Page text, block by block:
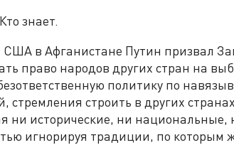
знает.
в Афганистане Путин призвал
право народов других стран на
политику по
стремления строить в других
ни исторические, ни национальные,
игнорируя традиции, по которым